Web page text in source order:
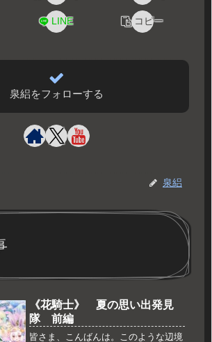
LINE コピー
泉絽をフォローする
泉絽
《花騎士》 夏の思い出発見
隊 前編
皆さま、こんばんは。このような辺境